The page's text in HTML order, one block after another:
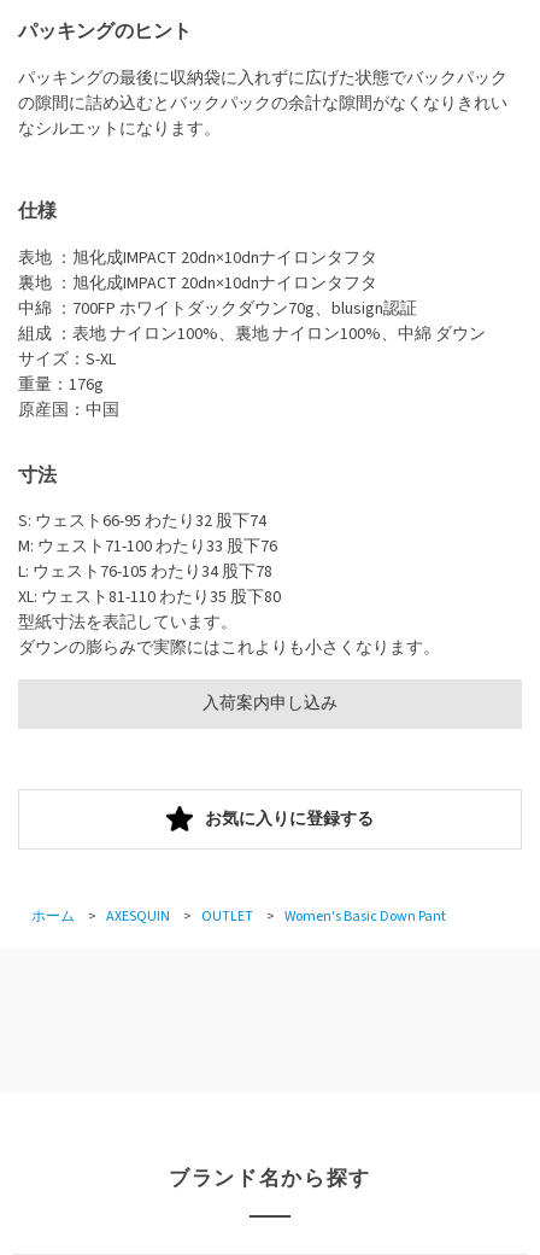
入荷案内申し込み
パッキングのヒント
パッキングの最後に収納袋に入れずに広げた状態でバックパック
の隙間に詰め込むとバックパックの余計な隙間がなくなりきれい
なシルエットになります。
仕様
表地 ：旭化成IMPACT 20dn×10dnナイロンタフタ
裏地 ：旭化成IMPACT 20dn×10dnナイロンタフタ
中綿 ：700FP ホワイトダックダウン70g、blusign認証
組成 ：表地 ナイロン100%、裏地 ナイロン100%、中綿 ダウン
サイズ：S-XL
重量：176g
原産国：中国
寸法
S: ウェスト66-95 わたり32 股下74
M: ウェスト71-100 わたり33 股下76
L: ウェスト76-105 わたり34 股下78
XL: ウェスト81-110 わたり35 股下80
型紙寸法を表記しています。
ダウンの膨らみで実際にはこれよりも小さくなります。
お気に入りに登録する
ホーム > AXESQUIN > OUTLET > Women's Basic Down Pant
ブランド名から探す